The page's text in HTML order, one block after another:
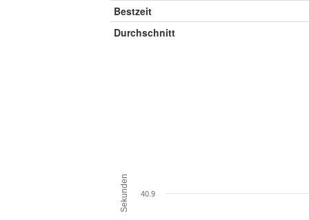
Bestzeit
Durchschnitt
Sekunden 40.9